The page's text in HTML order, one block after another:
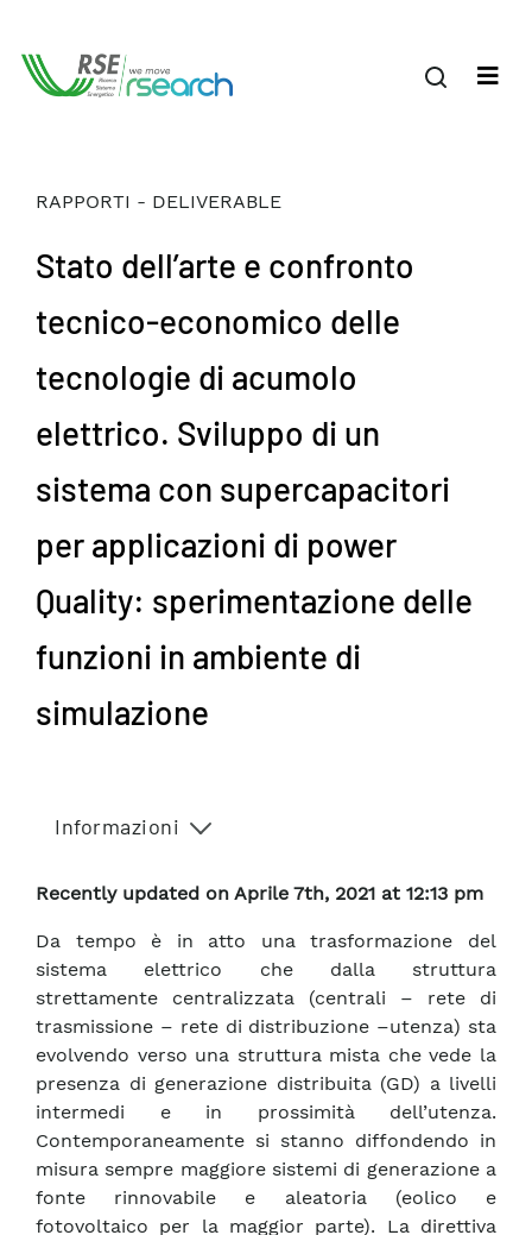
RAPPORTI - DELIVERABLE
Stato dell’arte e confronto
tecnico-economico delle
tecnologie di acumolo
elettrico. Sviluppo di un
sistema con supercapacitori
per applicazioni di power
Quality: sperimentazione delle
funzioni in ambiente di
simulazione
Informazioni
Recently updated on Aprile 7th, 2021 at 12:13 pm
Da tempo è in atto una trasformazione del
sistema elettrico che dalla struttura
strettamente centralizzata (centrali – rete di
trasmissione – rete di distribuzione –utenza) sta
evolvendo verso una struttura mista che vede la
presenza di generazione distribuita (GD) a livelli
intermedi e in prossimità dell’utenza.
Contemporaneamente si stanno diffondendo in
misura sempre maggiore sistemi di generazione a
fonte rinnovabile e aleatoria (eolico e
fotovoltaico per la maggior parte). La direttiva